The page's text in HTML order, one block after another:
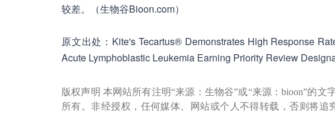
较差。（生物谷Bioon.com）
原文出处：Kite's Tecartus® Demonstrates High Response
Acute Lymphoblastic Leukemia Earning Priority Review
版权声明 本网站所有注明“来源：生物谷”或“来源：bioon”的
所有。非经授权，任何媒体、网站或个人不得转载，否则将